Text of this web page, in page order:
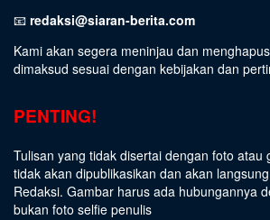
📧 redaksi@siaran-berita.com
Kami akan segera meninjau dan
dimaksud sesuai dengan kebijakan dan
PENTING!
Tulisan yang tidak disertai dengan foto atau
tidak akan dipublikasikan dan akan
Redaksi. Gambar harus ada hubungannya
bukan foto selfie penulis